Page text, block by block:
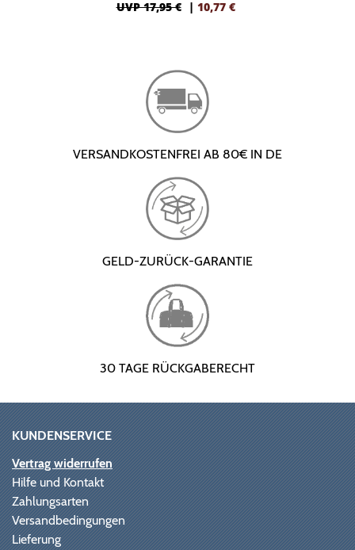
UVP 17,95 € | 10,77 €
VERSANDKOSTENFREI AB 80€ IN DE
GELD-ZURÜCK-GARANTIE
30 TAGE RÜCKGABERECHT
KUNDENSERVICE
Vertrag widerrufen
Hilfe und Kontakt
Zahlungsarten
Versandbedingungen
Lieferung